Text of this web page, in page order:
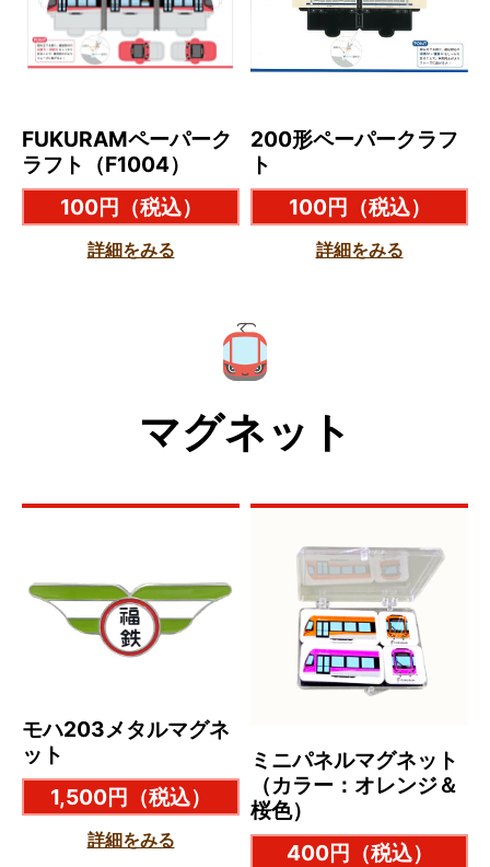
FUKURAMペーパーク
ラフト（F1004）
100円 （税込）
詳細をみる
200形ペーパークラフ
ト
100円 （税込）
詳細をみる
マグネット
モハ203メタルマグネ
ット
1,500円 （税込）
詳細をみる
ミニパネルマグネット
（カラー：オレンジ＆
桜色）
400円 （税込）